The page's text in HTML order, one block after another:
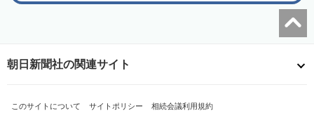
朝日新聞社の関連サイト
このサイトについて サイトポリシー 相続会議利用規約